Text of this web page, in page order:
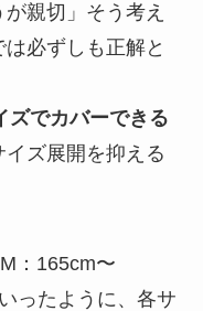
親切」そう考え
必ずしも正解と
ズでカバーできる
ズ展開を抑える
：165cm〜
ったように、各サ